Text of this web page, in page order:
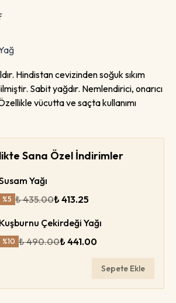
Hindistan cevizinden soğuk sıkım
Sabit yağdır. Nemlendirici, onarıcı
vücutta ve saçta kullanımı
Sana Özel İndirimler
Yağı
%5 ₺ 435.00₺ 413.25
Kuşburnu Çekirdeği Yağı
%10 ₺ 490.00₺ 441.00
Sepete Ekle